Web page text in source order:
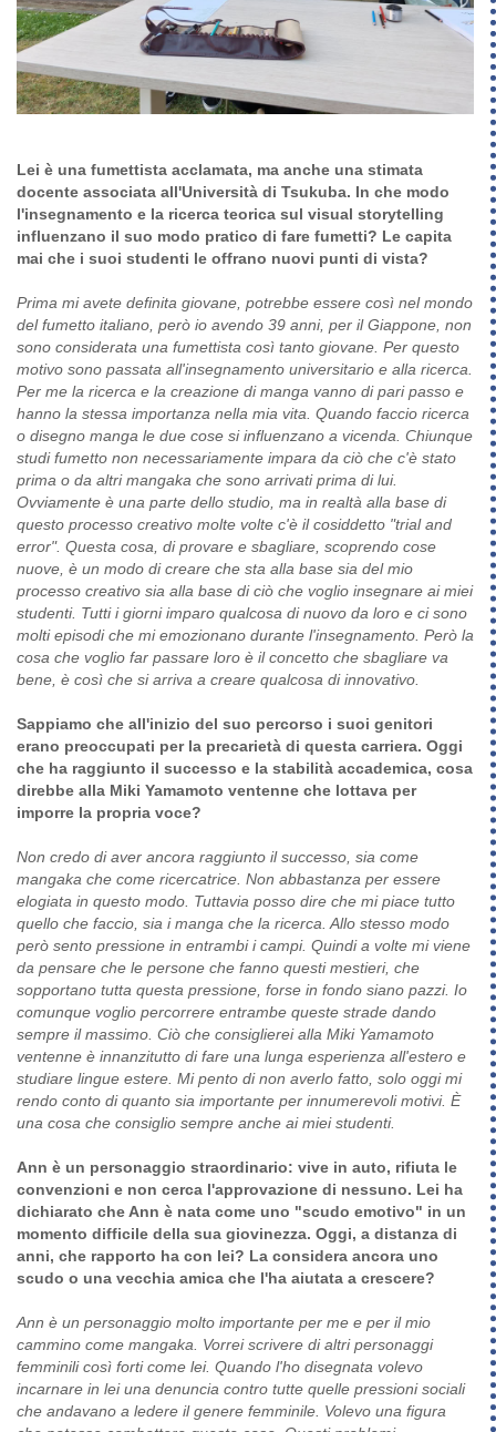
Lei è una fumettista acclamata, ma anche una stimata
docente associata all'Università di Tsukuba. In che modo
l'insegnamento e la ricerca teorica sul visual storytelling
influenzano il suo modo pratico di fare fumetti? Le capita
mai che i suoi studenti le offrano nuovi punti di vista?
Prima mi avete definita giovane, potrebbe essere così nel mondo
del fumetto italiano, però io avendo 39 anni, per il Giappone, non
sono considerata una fumettista così tanto giovane. Per questo
motivo sono passata all'insegnamento universitario e alla ricerca.
Per me la ricerca e la creazione di manga vanno di pari passo e
hanno la stessa importanza nella mia vita. Quando faccio ricerca
o disegno manga le due cose si influenzano a vicenda. Chiunque
studi fumetto non necessariamente impara da ciò che c'è stato
prima o da altri mangaka che sono arrivati prima di lui.
Ovviamente è una parte dello studio, ma in realtà alla base di
questo processo creativo molte volte c'è il cosiddetto "trial and
error". Questa cosa, di provare e sbagliare, scoprendo cose
nuove, è un modo di creare che sta alla base sia del mio
processo creativo sia alla base di ciò che voglio insegnare ai miei
studenti. Tutti i giorni imparo qualcosa di nuovo da loro e ci sono
molti episodi che mi emozionano durante l'insegnamento. Però la
cosa che voglio far passare loro è il concetto che sbagliare va
bene, è così che si arriva a creare qualcosa di innovativo.
Sappiamo che all'inizio del suo percorso i suoi genitori
erano preoccupati per la precarietà di questa carriera. Oggi
che ha raggiunto il successo e la stabilità accademica, cosa
direbbe alla Miki Yamamoto ventenne che lottava per
imporre la propria voce?
Non credo di aver ancora raggiunto il successo, sia come
mangaka che come ricercatrice. Non abbastanza per essere
elogiata in questo modo. Tuttavia posso dire che mi piace tutto
quello che faccio, sia i manga che la ricerca. Allo stesso modo
però sento pressione in entrambi i campi. Quindi a volte mi viene
da pensare che le persone che fanno questi mestieri, che
sopportano tutta questa pressione, forse in fondo siano pazzi. Io
comunque voglio percorrere entrambe queste strade dando
sempre il massimo. Ciò che consiglierei alla Miki Yamamoto
ventenne è innanzitutto di fare una lunga esperienza all'estero e
studiare lingue estere. Mi pento di non averlo fatto, solo oggi mi
rendo conto di quanto sia importante per innumerevoli motivi. È
una cosa che consiglio sempre anche ai miei studenti.
Ann è un personaggio straordinario: vive in auto, rifiuta le
convenzioni e non cerca l'approvazione di nessuno. Lei ha
dichiarato che Ann è nata come uno "scudo emotivo" in un
momento difficile della sua giovinezza. Oggi, a distanza di
anni, che rapporto ha con lei? La considera ancora uno
scudo o una vecchia amica che l'ha aiutata a crescere?
Ann è un personaggio molto importante per me e per il mio
cammino come mangaka. Vorrei scrivere di altri personaggi
femminili così forti come lei. Quando l'ho disegnata volevo
incarnare in lei una denuncia contro tutte quelle pressioni sociali
che andavano a ledere il genere femminile. Volevo una figura